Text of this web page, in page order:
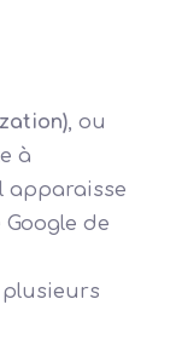
, ou
à
apparaisse
de
plusieurs